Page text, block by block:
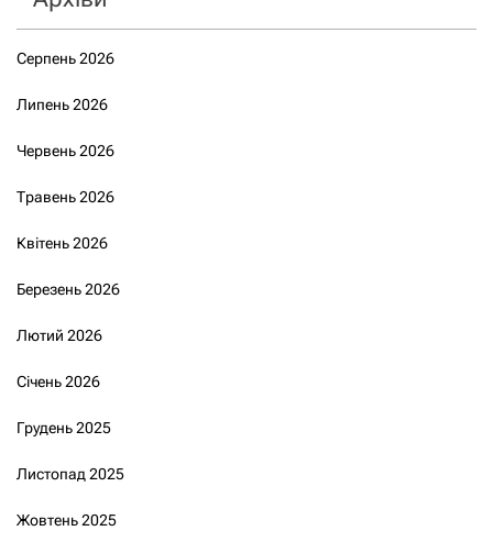
Серпень 2026
Липень 2026
Червень 2026
Травень 2026
Квітень 2026
Березень 2026
Лютий 2026
Січень 2026
Грудень 2025
Листопад 2025
Жовтень 2025